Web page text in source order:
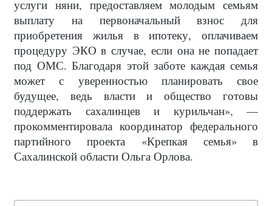
услуги няни, предоставляем молодым семьям
выплату на первоначальный взнос для
приобретения жилья в ипотеку, оплачиваем
процедуру ЭКО в случае, если она не попадает
под ОМС. Благодаря этой заботе каждая семья
может с уверенностью планировать свое
будущее, ведь власти и общество готовы
поддержать сахалинцев и курильчан», —
прокомментировала координатор федерального
партийного проекта «Крепкая семья» в
Сахалинской области Ольга Орлова.